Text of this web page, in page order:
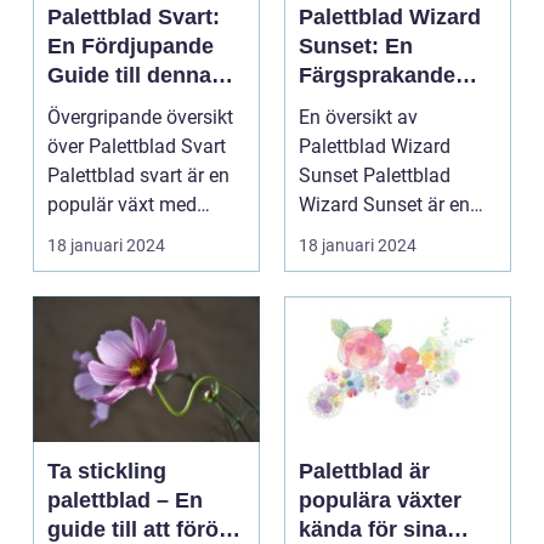
Palettblad Svart:
En Fördjupande
Guide till denna
Mörka Skönhet
Övergripande översikt
över Palettblad Svart
Palettblad svart är en
populär växt med
mörka, djupt fär...
18 januari 2024
Palettblad Wizard
Sunset: En
Färgsprakande
Skatt för
Trädgårdsentusias
ter
En översikt av
Palettblad Wizard
Sunset Palettblad
Wizard Sunset är en
färgstark och charmig
växt s...
18 januari 2024
Ta stickling
palettblad – En
guide till att föröka
Palettblad är
populära växter
kända för sina